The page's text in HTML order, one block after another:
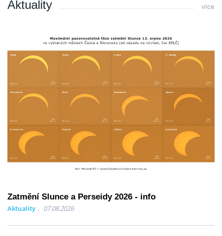
Aktuality více
Zatmění Slunce a Perseidy 2026 - info
Aktuality 07.08.2026